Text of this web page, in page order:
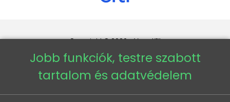
Copyright © 2026 - Veneti™
Veneti HU
Veneti CZ
Jobb funkciók, testre szabott
tartalom és adatvédelem